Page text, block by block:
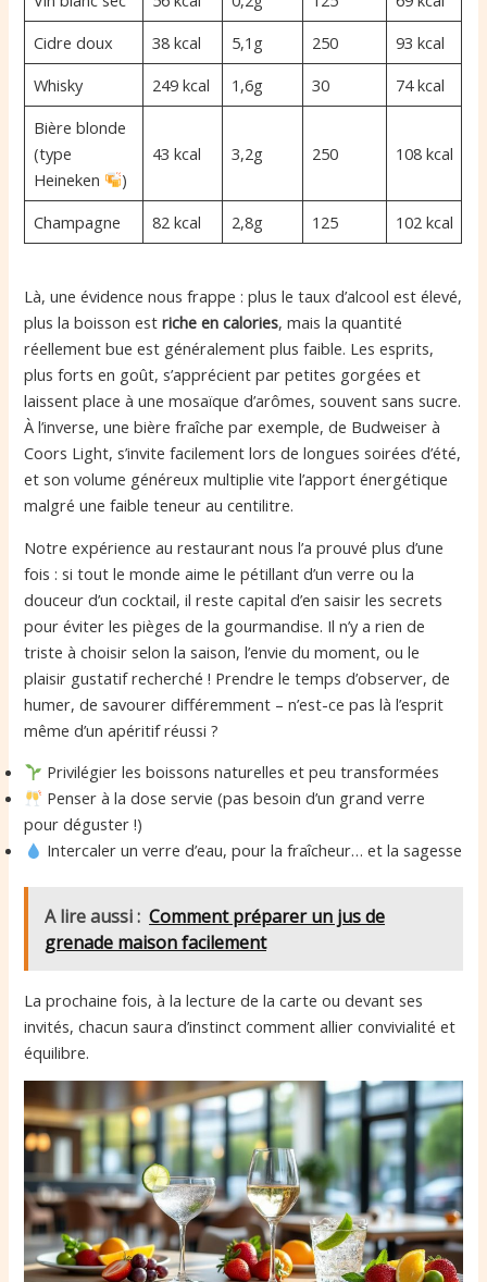
Cidre doux
38 kcal 5,1g 250
93 kcal
Whisky
249 kcal 1,6g 30
74 kcal
Bière blonde
(type
Heineken
)
43 kcal 3,2g 250 108 kcal
Champagne 82 kcal 2,8g 125 102 kcal
Là, une évidence nous frappe : plus le taux d’alcool est élevé,
plus la boisson estriche en calories, mais la quantité
réellement bue est généralement plus faible. Les esprits,
plus forts en goût, s’apprécient par petites gorgées et
laissent place à une mosaïque d’arômes, souvent sans sucre.
À l’inverse, une bière fraîche par exemple, de Budweiser à
Coors Light, s’invite facilement lors de longues soirées d’été,
et son volume généreux multiplie vite l’apport énergétique
malgré une faible teneur au centilitre.
Notre expérience au restaurant nous l’a prouvé plus d’une
fois : si tout le monde aime le pétillant d’un verre ou la
douceur d’un cocktail, il reste capital d’en saisir les secrets
pour éviter les pièges de la gourmandise. Il n’y a rien de
triste à choisir selon la saison, l’envie du moment, ou le
plaisir gustatif recherché ! Prendre le temps d’observer, de
humer, de savourer différemment – n’est-ce pas là l’esprit
même d’un apéritif réussi ?
Privilégier les boissons naturelles et peu transformées
Penser à la dose servie (pas besoin d’un grand verre
pour déguster !)
Intercaler un verre d’eau, pour la fraîcheur… et la sagesse
A lire aussi : Comment préparer un jus de
grenade maison facilement
La prochaine fois, à la lecture de la carte ou devant ses
invités, chacun saura d’instinct comment allier convivialité et
équilibre.